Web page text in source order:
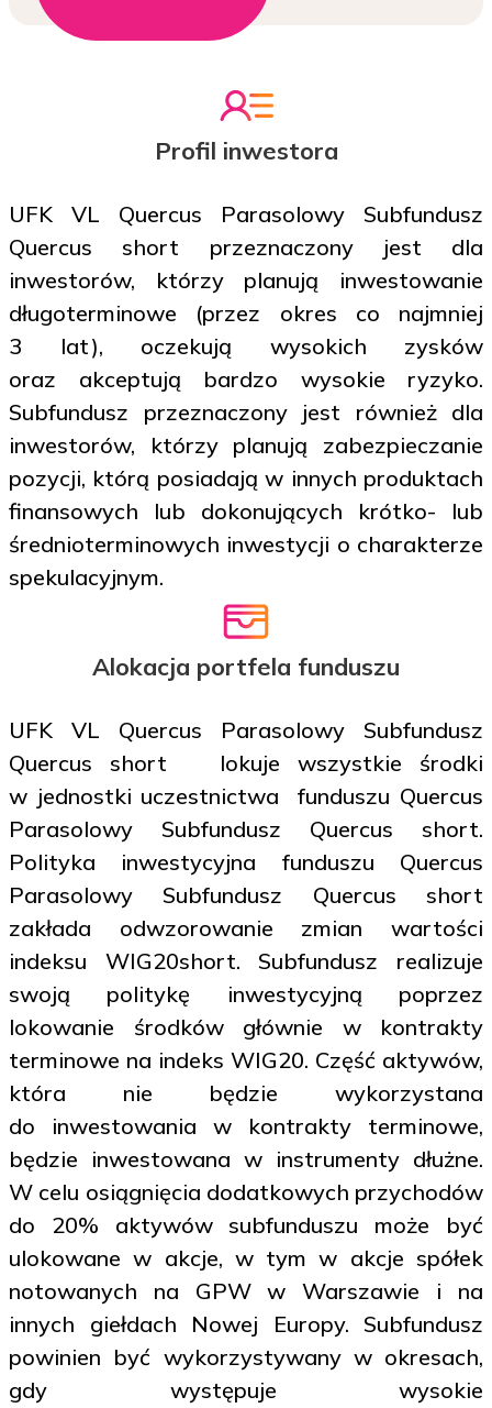
Profil inwestora
UFK VL Quercus Parasolowy Subfundusz
Quercus short przeznaczony jest dla
inwestorów, którzy planują inwestowanie
długoterminowe (przez okres co najmniej
3 lat), oczekują wysokich zysków
oraz akceptują bardzo wysokie ryzyko.
Subfundusz przeznaczony jest również dla
inwestorów, którzy planują zabezpieczanie
pozycji, którą posiadają w innych produktach
finansowych lub dokonujących krótko- lub
średnioterminowych inwestycji o charakterze
spekulacyjnym.
Alokacja portfela funduszu
UFK VL Quercus Parasolowy Subfundusz
Quercus short lokuje wszystkie środki
w jednostki uczestnictwa funduszu Quercus
Parasolowy Subfundusz Quercus short.
Polityka inwestycyjna funduszu Quercus
Parasolowy Subfundusz Quercus short
zakłada odwzorowanie zmian wartości
indeksu WIG20short. Subfundusz realizuje
swoją politykę inwestycyjną poprzez
lokowanie środków głównie w kontrakty
terminowe na indeks WIG20. Część aktywów,
która nie będzie wykorzystana
do inwestowania w kontrakty terminowe,
będzie inwestowana w instrumenty dłużne.
W celu osiągnięcia dodatkowych przychodów
do 20% aktywów subfunduszu może być
ulokowane w akcje, w tym w akcje spółek
notowanych na GPW w Warszawie i na
innych giełdach Nowej Europy. Subfundusz
powinien być wykorzystywany w okresach,
gdy występuje wysokie